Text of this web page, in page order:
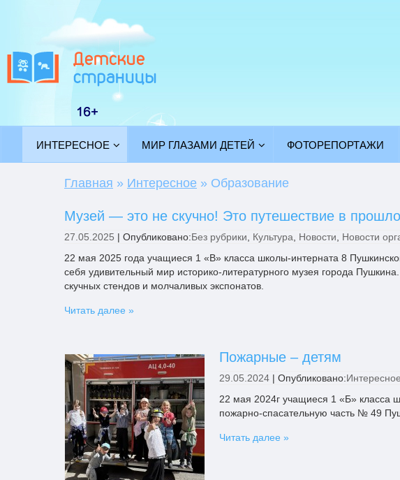
ИНТЕРЕСНОЕ МИР ГЛАЗАМИ ДЕТЕЙ ФОТОРЕПОРТАЖИ
Главная » Интересное » Образование
Музей — это не скучно! Это путешествие в
27.05.2025 | Опубликовано:Без рубрики Культура Новости Новости
22 мая 2025 года учащиеся 1 «В» класса школы-интерната 8
себя удивительный мир историко-литературного музея города
скучных стендов и молчаливых экспонатов.
Читать далее »
Пожарные – детям
29.05.2024 | Опубликовано:Интересное
22 мая 2024г учащиеся 1 «Б» класса
пожарно-спасательную часть № 49
Читать далее »